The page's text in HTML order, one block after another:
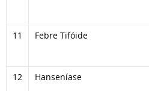
11 Febre Tifóide
12 Hanseníase